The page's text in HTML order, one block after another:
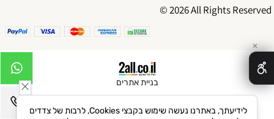
© 2026 All Rights Reserved
בניית אתרים
✕
לידיעתך, באתרנו נעשה שימוש בקבצי Cookies, לרבות של צדדים